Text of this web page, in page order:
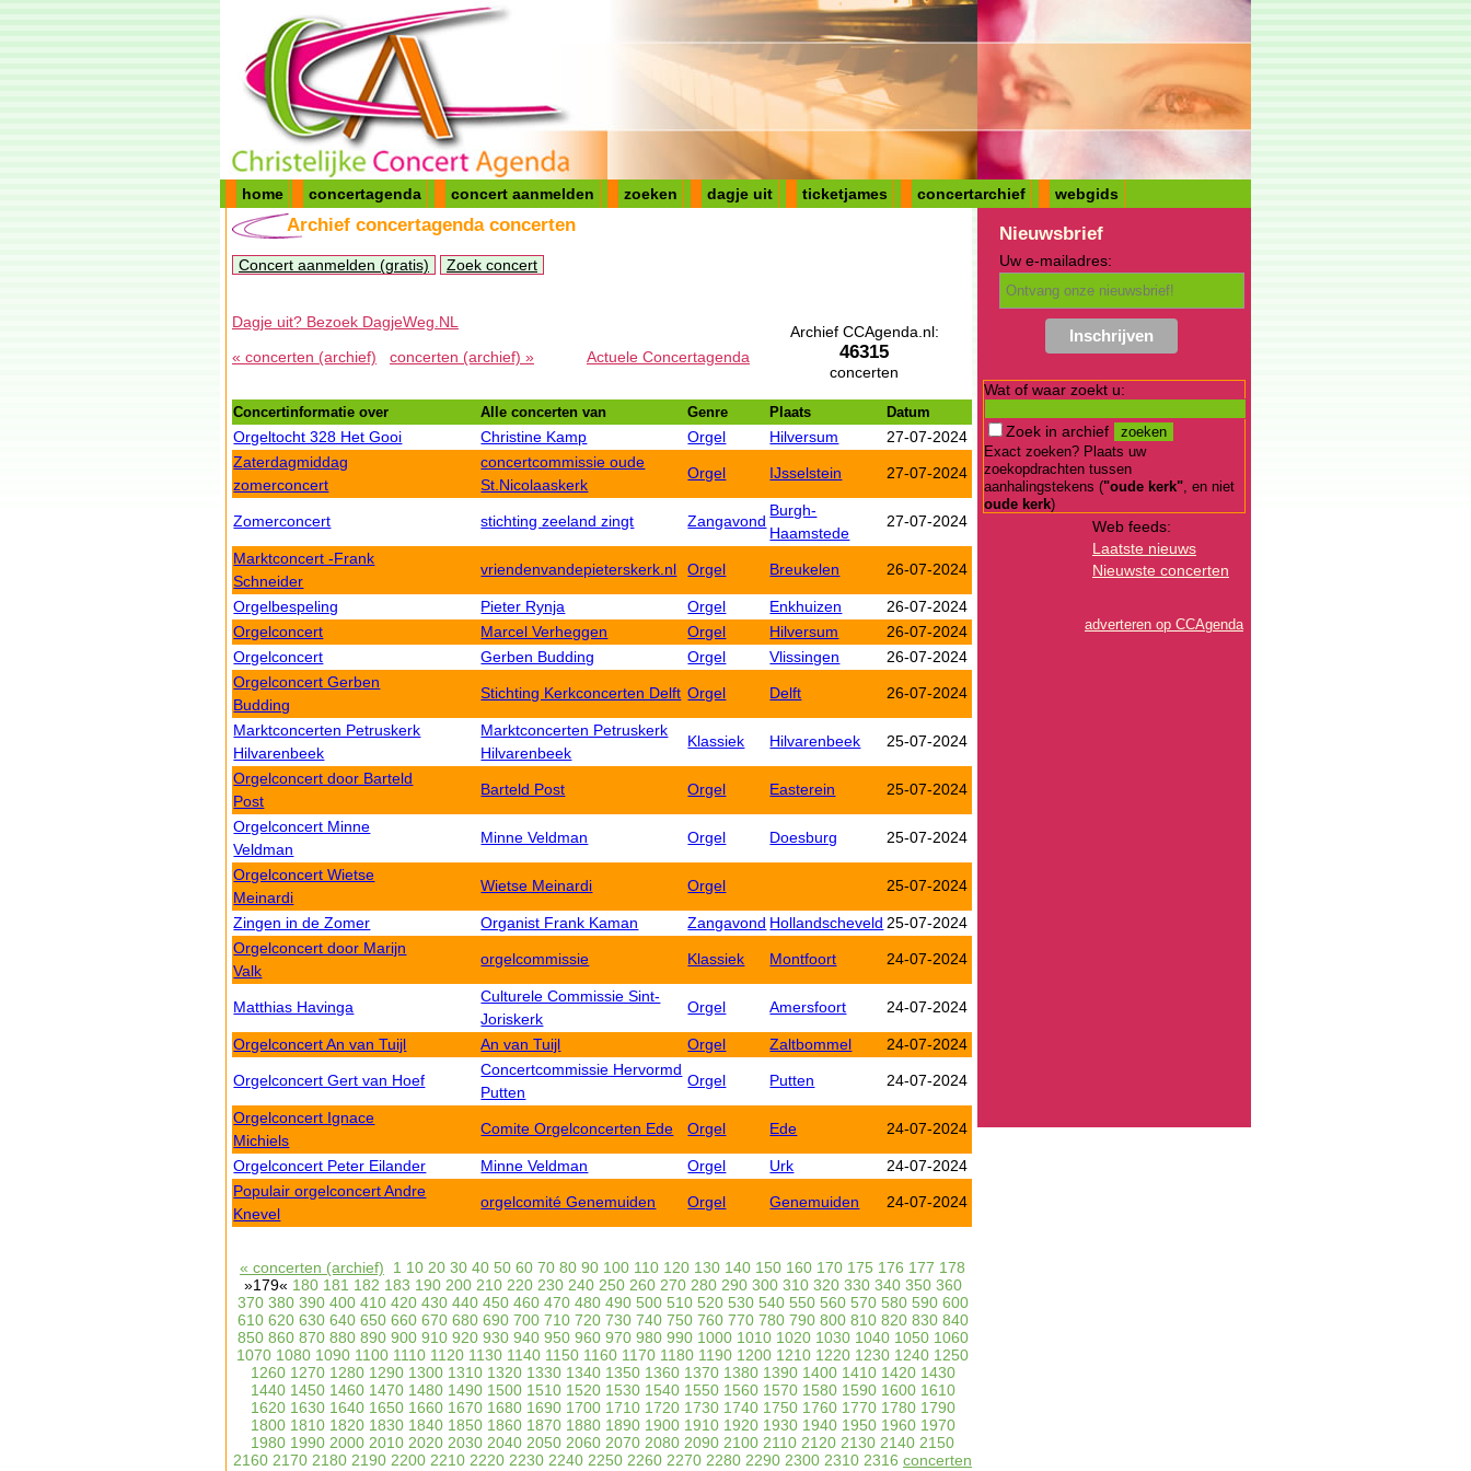
home concertagenda concert aanmelden zoeken dagje uit ticketjames concertarchief webgids
Archief concertagenda concerten
Concert aanmelden (gratis) Zoek concert
Archief CCAgenda.nl:
46315
concerten
Dagje uit? Bezoek DagjeWeg.NL
« concerten (archief)
concerten (archief) » Actuele Concertagenda
Concertinformatie over Alle concerten van Genre Plaats Datum
Orgeltocht 328 Het Gooi Christine Kamp Orgel Hilversum
27-07-2024
Zaterdagmiddag
zomerconcert
concertcommissie oude
St.Nicolaaskerk
Orgel IJsselstein 27-07-2024
Zomerconcert stichting zeeland zingt Zangavond
Burgh-
Haamstede
27-07-2024
Marktconcert -Frank
Schneider
vriendenvandepieterskerk.nl Orgel Breukelen 26-07-2024
Orgelbespeling Pieter Rynja Orgel Enkhuizen
26-07-2024
Orgelconcert
Marcel Verheggen Orgel Hilversum
26-07-2024
Orgelconcert
Gerben Budding Orgel Vlissingen
26-07-2024
Orgelconcert Gerben
Budding
Stichting Kerkconcerten Delft Orgel Delft 26-07-2024
Marktconcerten Petruskerk
Hilvarenbeek
Marktconcerten Petruskerk
Hilvarenbeek
Klassiek Hilvarenbeek 25-07-2024
Orgelconcert door Barteld
Post
Barteld Post Orgel Easterein 25-07-2024
Orgelconcert Minne
Veldman
Minne Veldman Orgel Doesburg 25-07-2024
Orgelconcert Wietse
Meinardi
Wietse Meinardi Orgel 25-07-2024
Zingen in de Zomer Organist Frank Kaman Zangavond Hollandscheveld 25-07-2024
Orgelconcert door Marijn
Valk
orgelcommissie Klassiek Montfoort 24-07-2024
Matthias Havinga
Culturele Commissie Sint-
Joriskerk
Orgel Amersfoort 24-07-2024
Orgelconcert An van Tuijl An van Tuijl Orgel Zaltbommel 24-07-2024
Orgelconcert Gert van Hoef
Concertcommissie Hervormd
Putten
Orgel Putten 24-07-2024
Orgelconcert Ignace
Michiels
Comite Orgelconcerten Ede Orgel Ede 24-07-2024
Orgelconcert Peter Eilander Minne Veldman Orgel Urk
24-07-2024
Populair orgelconcert Andre
Knevel
orgelcomité Genemuiden Orgel Genemuiden 24-07-2024
« concerten (archief) 1 10 20 30 40 50 60 70 80 90 100 110 120 130 140 150 160 170 175 176 177 178
»179« 180 181 182 183 190 200 210 220 230 240 250 260 270 280 290 300 310 320 330 340 350 360
370 380 390 400 410 420 430 440 450 460 470 480 490 500 510 520 530 540 550 560 570 580 590 600
610 620 630 640 650 660 670 680 690 700 710 720 730 740 750 760 770 780 790 800 810 820 830 840
850 860 870 880 890 900 910 920 930 940 950 960 970 980 990 1000 1010 1020 1030 1040 1050 1060
1070 1080 1090 1100 1110 1120 1130 1140 1150 1160 1170 1180 1190 1200 1210 1220 1230 1240 1250
1260 1270 1280 1290 1300 1310 1320 1330 1340 1350 1360 1370 1380 1390 1400 1410 1420 1430
1440 1450 1460 1470 1480 1490 1500 1510 1520 1530 1540 1550 1560 1570 1580 1590 1600 1610
1620 1630 1640 1650 1660 1670 1680 1690 1700 1710 1720 1730 1740 1750 1760 1770 1780 1790
1800 1810 1820 1830 1840 1850 1860 1870 1880 1890 1900 1910 1920 1930 1940 1950 1960 1970
1980 1990 2000 2010 2020 2030 2040 2050 2060 2070 2080 2090 2100 2110 2120 2130 2140 2150
2160 2170 2180 2190 2200 2210 2220 2230 2240 2250 2260 2270 2280 2290 2300 2310 2316 concerten
Nieuwsbrief
Uw e-mailadres:
Wat of waar zoekt u:
Zoek in archief
Exact zoeken? Plaats uw
zoekopdrachten tussen
aanhalingstekens ("oude kerk", en niet
oude kerk)
Web feeds:
Laatste nieuws
Nieuwste concerten
adverteren op CCAgenda